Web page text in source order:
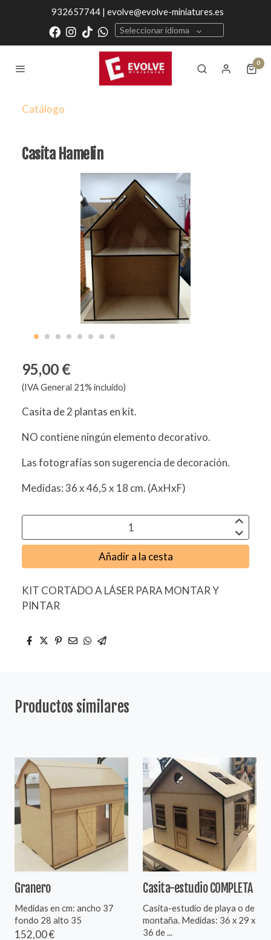
932657744 | evolve@evolve-miniatures.es
Seleccionar idioma
0
Catálogo
Casita Hamelin
95,00 €
(IVA General 21% incluido)
Casita de 2 plantas en kit.
NO contiene ningún elemento decorativo.
Las fotografías son sugerencia de decoración.
Medidas: 36 x 46,5 x 18 cm. (AxHxF)
Añadir a la cesta
KIT CORTADO A LÁSER PARA MONTAR Y
PINTAR
Productos similares
Granero
Medidas en cm: ancho 37
fondo 28 alto 35
152,00 €
Casita-estudio COMPLETA
Casita-estudio de playa o de
montaña. Medidas: 36 x 29 x
36 de ...